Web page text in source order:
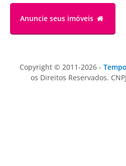
Anuncie seus imóveis
Copyright © 2011-2026 -
os Direitos Reservados.